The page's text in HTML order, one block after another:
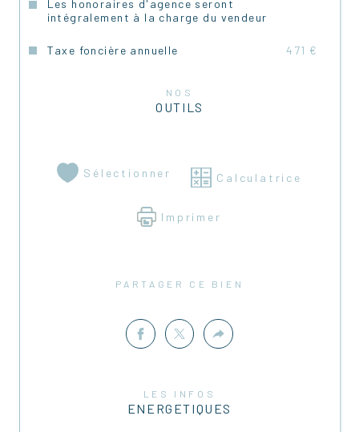
Les honoraires d'agence seront
intégralement à la charge du vendeur
Taxe foncière annuelle 471 €
NOS
OUTILS
Sélectionner Calculatrice
Imprimer
PARTAGER CE BIEN
LES INFOS
ENERGETIQUES